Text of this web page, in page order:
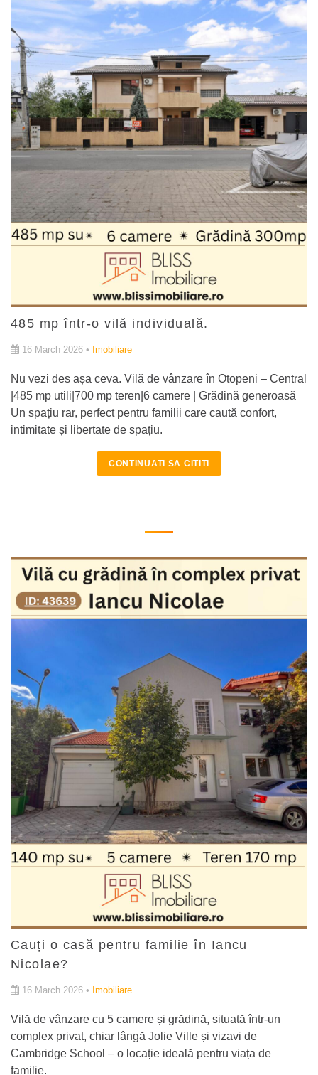
485 mp într-o vilă individuală.
16 March 2026 • Imobiliare
Nu vezi des așa ceva. Vilă de vânzare în Otopeni – Central
|485 mp utili|700 mp teren|6 camere | Grădină generoasă
Un spațiu rar, perfect pentru familii care caută confort,
intimitate și libertate de spațiu.
CONTINUATI SA CITITI
Cauți o casă pentru familie în Iancu
Nicolae?
16 March 2026 • Imobiliare
Vilă de vânzare cu 5 camere și grădină, situată într-un
complex privat, chiar lângă Jolie Ville și vizavi de
Cambridge School – o locație ideală pentru viața de
familie.